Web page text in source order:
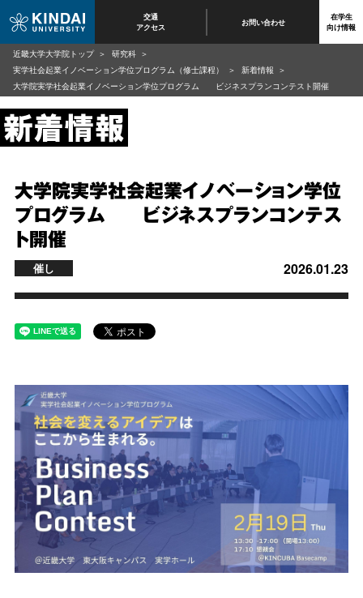
交通
アクセス お問い合わせ 在学生
向け情報
大学院実学社会起業イノベーション学位
プログラム ビジネスプランコンテス
ト開催
2026.01.23
催し
近畿大学大学院トップ
研究科
実学社会起業イノベーション学位プログラム（修士課程）
新着情報
大学院実学社会起業イノベーション学位プログラム ビジネスプランコンテスト開催